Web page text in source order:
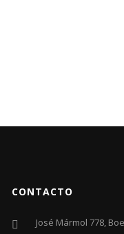
CONTACTO
José Mármol 778,